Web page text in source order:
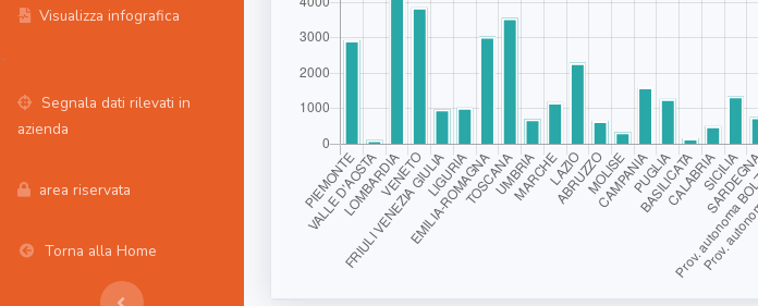
Visualizza infografica
-
Segnala dati rilevati in
azienda
area riservata
Torna alla Home